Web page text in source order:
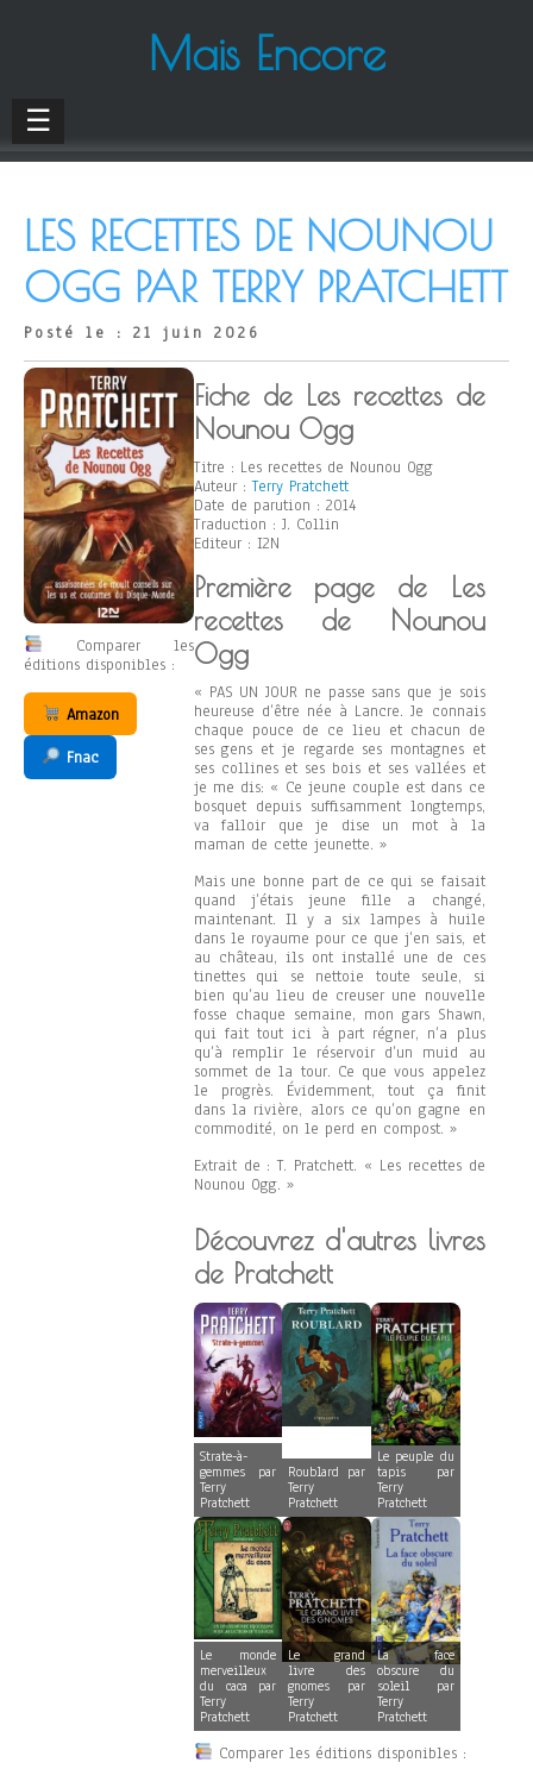
Mais Encore
☰
LES RECETTES DE NOUNOU
OGG PAR TERRY PRATCHETT
Posté le : 21 juin 2026
Comparer les
éditions disponibles :
Amazon
Fnac
Fiche de Les recettes de
Nounou Ogg
Titre : Les recettes de Nounou Ogg
Auteur :Terry Pratchett
Date de parution : 2014
Traduction : J. Collin
Editeur : I2N
Première page de Les
recettes de Nounou
Ogg
« PAS UN JOUR ne passe sans que je sois
heureuse d’être née à Lancre. Je connais
chaque pouce de ce lieu et chacun de
ses gens et je regarde ses montagnes et
ses collines et ses bois et ses vallées et
je me dis: « Ce jeune couple est dans ce
bosquet depuis suffisamment longtemps,
va falloir que je dise un mot à la
maman de cette jeunette. »
Mais une bonne part de ce qui se faisait
quand j’étais jeune fille a changé,
maintenant. Il y a six lampes à huile
dans le royaume pour ce que j’en sais, et
au château, ils ont installé une de ces
tinettes qui se nettoie toute seule, si
bien qu’au lieu de creuser une nouvelle
fosse chaque semaine, mon gars Shawn,
qui fait tout ici à part régner, n’a plus
qu’à remplir le réservoir d’un muid au
sommet de la tour. Ce que vous appelez
le progrès. Évidemment, tout ça finit
dans la rivière, alors ce qu’on gagne en
commodité, on le perd en compost. »
Extrait de : T. Pratchett. « Les recettes de
Nounou Ogg. »
Découvrez d'autres livres
de Pratchett
Strate-à-
gemmes par
Terry
Pratchett
Roublard par
Terry
Pratchett
Le peuple du
tapis par
Terry
Pratchett
Le monde
merveilleux
du caca par
Terry
Pratchett
Le grand
livre des
gnomes par
Terry
Pratchett
La face
obscure du
soleil par
Terry
Pratchett
Comparer les éditions disponibles :